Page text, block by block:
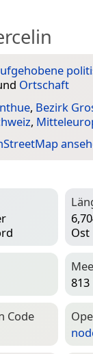
Ortschaft
, Bezirk
,
Ost
813
Code